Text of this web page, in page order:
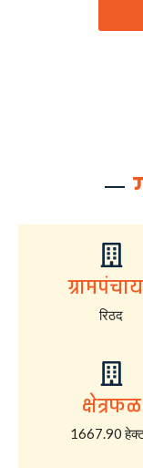
रिठद
क्षेत्रफळ
1667.90